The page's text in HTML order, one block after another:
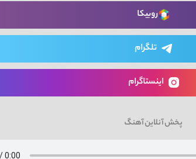
روبیکا
تلگرام
اینستاگرام
پخش آنلاین آهنگ